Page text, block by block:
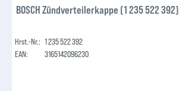
BOSCH Zündverteilerkappe (1 235 522 392)
Hrst.-Nr.: 1 235 522 392
EAN:
3165142096230